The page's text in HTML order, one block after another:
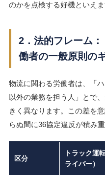
のかを点検する好機といえま
2．法的フレーム
働者の一般原則の
物流に関わる労働者は、「
以外の業務を担う人」とで
きく異なります。この差を
らぬ間に36協定違反が積み
区分
トラック運
ライバー）